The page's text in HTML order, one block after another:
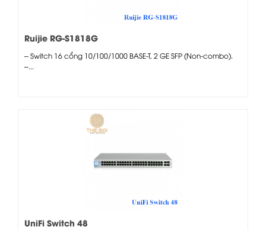
Ruijie RG-S1818G
– Switch 16 cổng 10/100/1000 BASE-T, 2 GE SFP (Non-combo).
–...
UniFi Switch 48